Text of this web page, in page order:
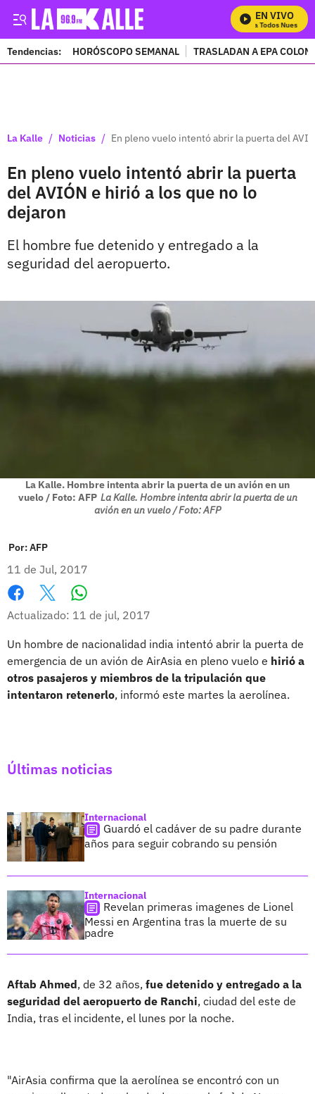
EN VIVO
Mira Todos Nuestros
Tendencias: HORÓSCOPO SEMANAL TRASLADAN A EPA
La Kalle / Noticias / En pleno vuelo intentó abrir la puerta del
En pleno vuelo intentó abrir la puerta
del AVIÓN e hirió a los que no lo
dejaron
El hombre fue detenido y entregado a la
seguridad del aeropuerto.
La Kalle. Hombre intenta abrir la puerta de un avión en un
vuelo / Foto: AFP La Kalle. Hombre intenta abrir la puerta de un
avión en un vuelo / Foto: AFP
Por:AFP
11 de Jul, 2017
Facebook
X
Actualizado: 11 de jul, 2017
Un hombre de nacionalidad india intentó abrir la puerta de
emergencia de un avión de AirAsia en pleno vuelo e hirió a
otros pasajeros y miembros de la tripulación que
intentaron retenerlo, informó este martes la aerolínea.
Últimas noticias
Internacional
Guardó el cadáver de su padre durante
años para seguir cobrando su pensión
Internacional
Revelan primeras imagenes de Lionel
Messi en Argentina tras la muerte de su
padre
Aftab Ahmed, de 32 años, fue detenido y entregado a la
seguridad del aeropuerto de Ranchi, ciudad del este de
India, tras el incidente, el lunes por la noche.
"AirAsia confirma que la aerolínea se encontró con un